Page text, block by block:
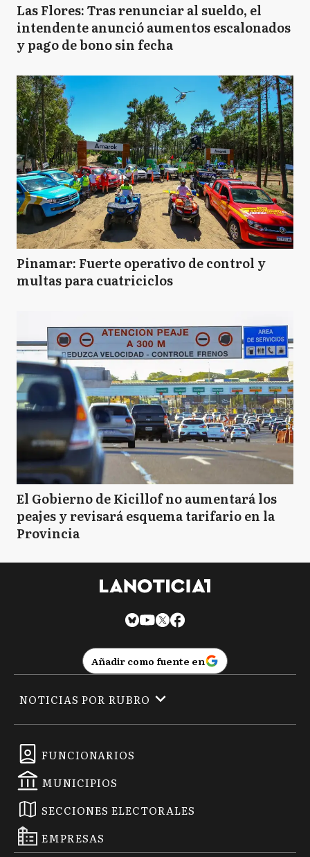
Las Flores: Tras renunciar al sueldo, el
intendente anunció aumentos escalonados
y pago de bono sin fecha
Pinamar: Fuerte operativo de control y
multas para cuatriciclos
El Gobierno de Kicillof no aumentará los
peajes y revisará esquema tarifario en la
Provincia
Añadir como fuente en
FUNCIONARIOS
MUNICIPIOS
SECCIONES ELECTORALES
EMPRESAS
NOTICIAS POR RUBRO